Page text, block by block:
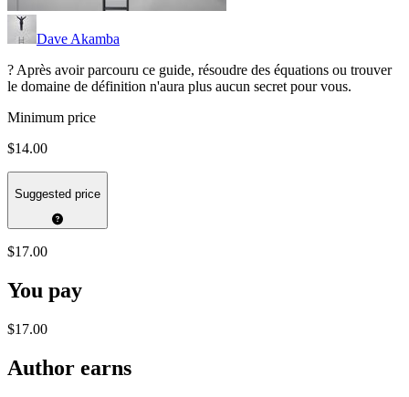
Dave Akamba
? Après avoir parcouru ce guide, résoudre des équations ou trouver
le domaine de définition n'aura plus aucun secret pour vous.
Minimum price
$14.00
Suggested price
$17.00
You pay
$17.00
Author earns